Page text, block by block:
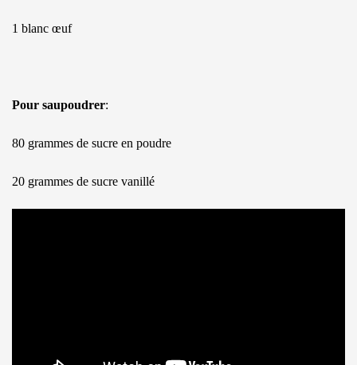
1 blanc œuf
Pour saupoudrer:
80 grammes de sucre en poudre
20 grammes de sucre vanillé